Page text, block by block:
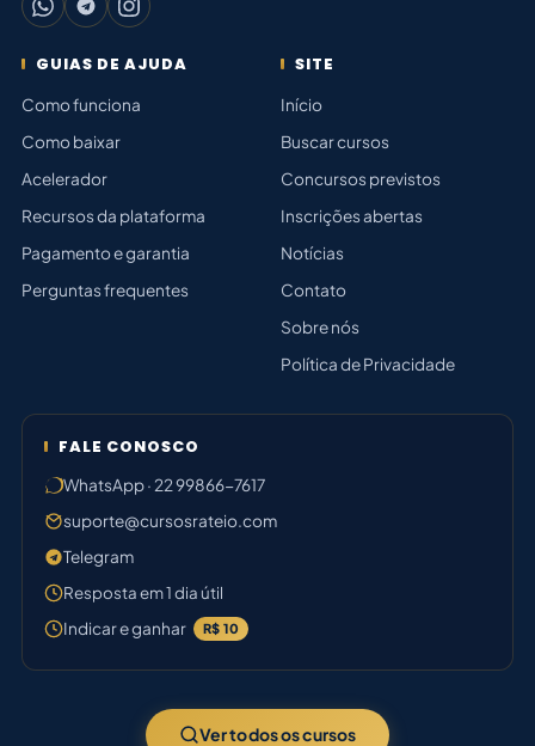
GUIAS DE AJUDA
Como funciona
Como baixar
Acelerador
Recursos da plataforma
Pagamento e garantia
Perguntas frequentes
SITE
Início
Buscar cursos
Concursos previstos
Inscrições abertas
Notícias
Contato
Sobre nós
Política de Privacidade
FALE CONOSCO
WhatsApp · 22 99866-7617
suporte@cursosrateio.com
Telegram
Resposta em 1 dia útil
Indicar e ganhar
R$ 10
Ver todos os cursos